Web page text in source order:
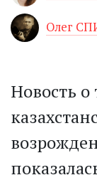
Олег
Новость